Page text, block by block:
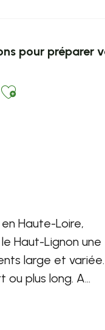
pour préparer
Ajouter aux
Haute-Loire,
Haut-Lignon une
large et variée.
ou plus long. A